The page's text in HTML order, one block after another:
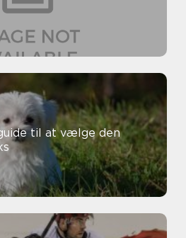
til at vælge den